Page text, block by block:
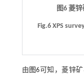
图6 菱锌
Fig.6 XPS
由 图6 可知，菱锌矿